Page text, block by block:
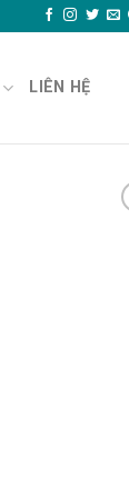
LIÊN HỆ